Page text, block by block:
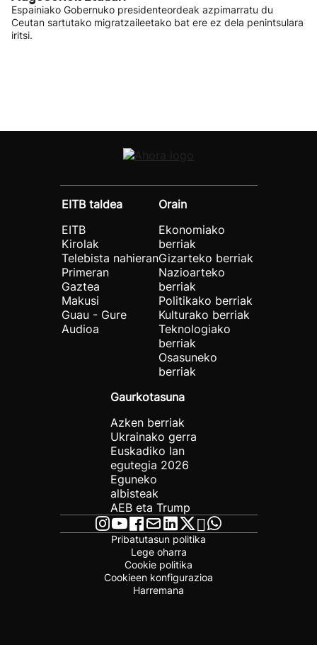
Espainiako Gobernuko presidenteordeak azpimarratu du
Ceutan sartutako migratzaileetako bat ere ez dela penintsulara
iritsi.
EITB taldea
EITB
Kirolak
Telebista nahieran
Primeran
Gaztea
Makusi
Guau - Gure
Audioa
Orain
Ekonomiako
berriak
Gizarteko berriak
Nazioarteko
berriak
Politikako berriak
Kulturako berriak
Teknologiako
berriak
Osasuneko
berriak
Gaurkotasuna
Azken berriak
Ukrainako gerra
Euskadiko lan
egutegia 2026
Eguneko
albisteak
AEB eta Trump
Pribatutasun politika
Lege oharra
Cookie politika
Cookieen konfigurazioa
Harremana